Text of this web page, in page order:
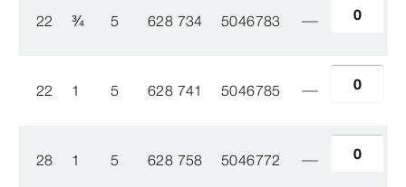
22 ¾ 5 628 734 5046783
22 1 5 628 741 5046785
28 1 5 628 758 5046772